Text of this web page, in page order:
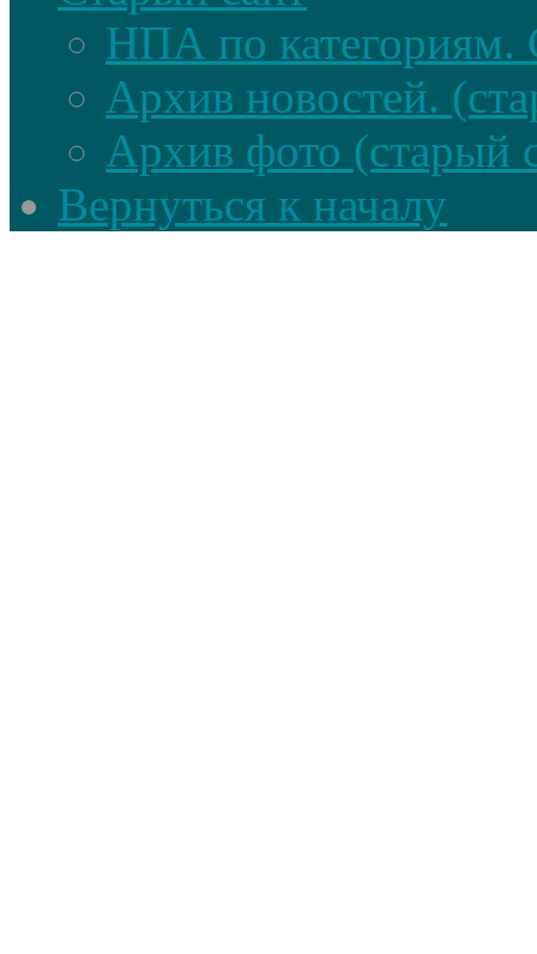
НПА по категориям.
Архив новостей.
Архив фото (старый
Вернуться к началу